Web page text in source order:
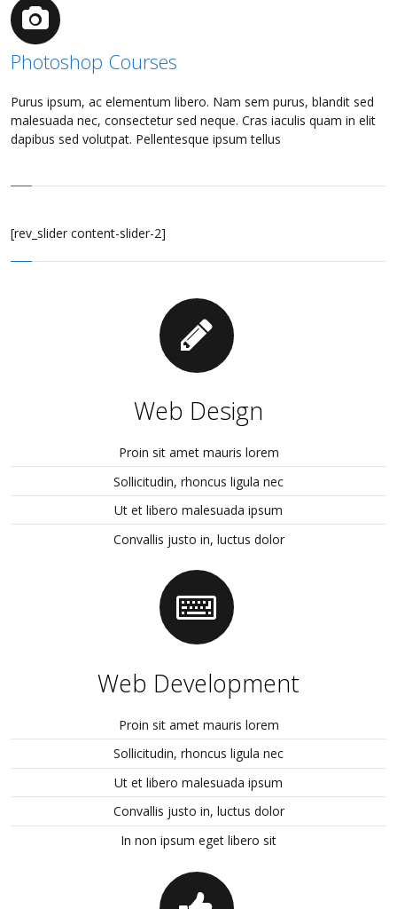
Photoshop Courses
Purus ipsum, ac elementum libero. Nam sem purus, blandit sed
malesuada nec, consectetur sed neque. Cras iaculis quam in elit
dapibus sed volutpat. Pellentesque ipsum tellus
[rev_slider content-slider-2]
Web Design
Proin sit amet mauris lorem
Sollicitudin, rhoncus ligula nec
Ut et libero malesuada ipsum
Convallis justo in, luctus dolor
Web Development
Proin sit amet mauris lorem
Sollicitudin, rhoncus ligula nec
Ut et libero malesuada ipsum
Convallis justo in, luctus dolor
In non ipsum eget libero sit